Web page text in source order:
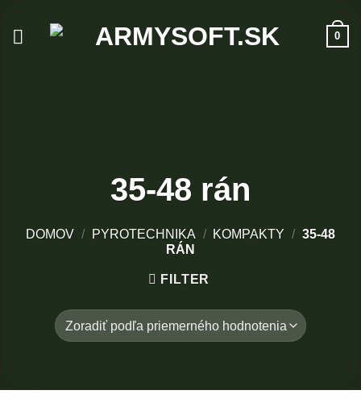
0
35-48 rán
DOMOV / PYROTECHNIKA / KOMPAKTY / 35-48
RÁN
FILTER